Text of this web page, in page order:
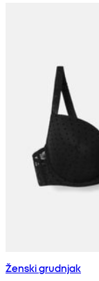
Ženski grudnjak